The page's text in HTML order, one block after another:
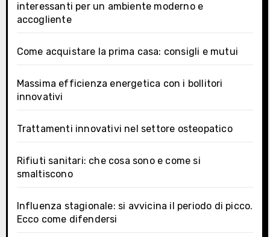
interessanti per un ambiente moderno e
accogliente
Come acquistare la prima casa: consigli e mutui
Massima efficienza energetica con i bollitori
innovativi
Trattamenti innovativi nel settore osteopatico
Rifiuti sanitari: che cosa sono e come si
smaltiscono
Influenza stagionale: si avvicina il periodo di picco.
Ecco come difendersi